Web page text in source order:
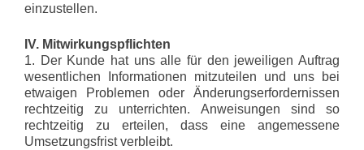
einzustellen.
IV. Mitwirkungspflichten
1. Der Kunde hat uns alle für den jeweiligen Auftrag
wesentlichen Informationen mitzuteilen und uns bei
etwaigen Problemen oder Änderungserfordernissen
rechtzeitig zu unterrichten. Anweisungen sind so
rechtzeitig zu erteilen, dass eine angemessene
Umsetzungsfrist verbleibt.